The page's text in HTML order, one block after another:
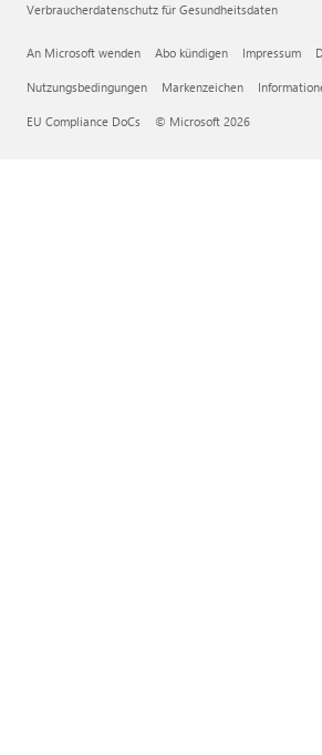
Verbraucherdatenschutz für Gesundheitsdaten
An Microsoft wenden Abo kündigen Impressum
Nutzungsbedingungen Markenzeichen
EU Compliance DoCs © Microsoft 2026